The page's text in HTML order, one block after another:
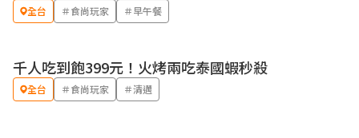
全台 ＃食尚玩家 ＃早午餐
千人吃到飽399元！火烤兩吃泰國蝦秒殺
全台 ＃食尚玩家 ＃清邁